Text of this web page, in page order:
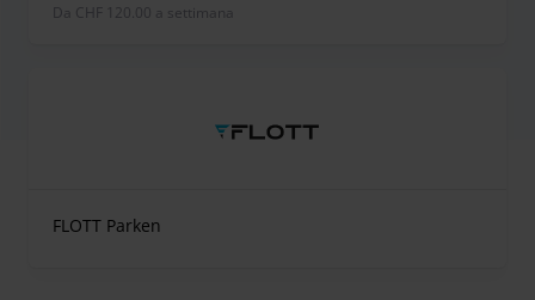
Da CHF 120.00 a settimana
FLOTT Parken